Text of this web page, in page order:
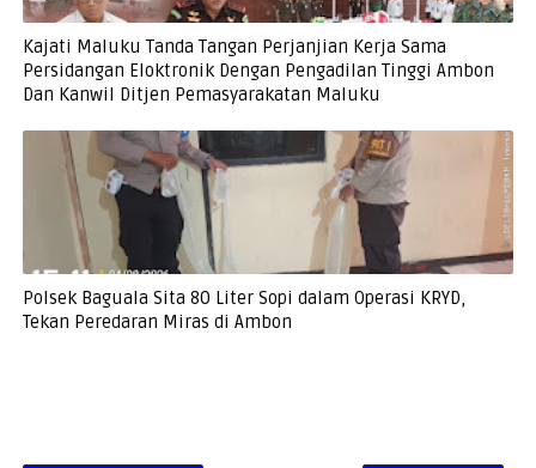
Kajati Maluku Tanda Tangan Perjanjian Kerja Sama
Persidangan Eloktronik Dengan Pengadilan Tinggi Ambon
Dan Kanwil Ditjen Pemasyarakatan Maluku
Polsek Baguala Sita 80 Liter Sopi dalam Operasi KRYD,
Tekan Peredaran Miras di Ambon